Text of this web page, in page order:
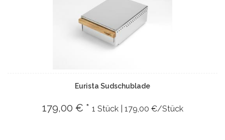
Eurista Sudschublade
179,00 € * 1 Stück | 179,00 €/Stück